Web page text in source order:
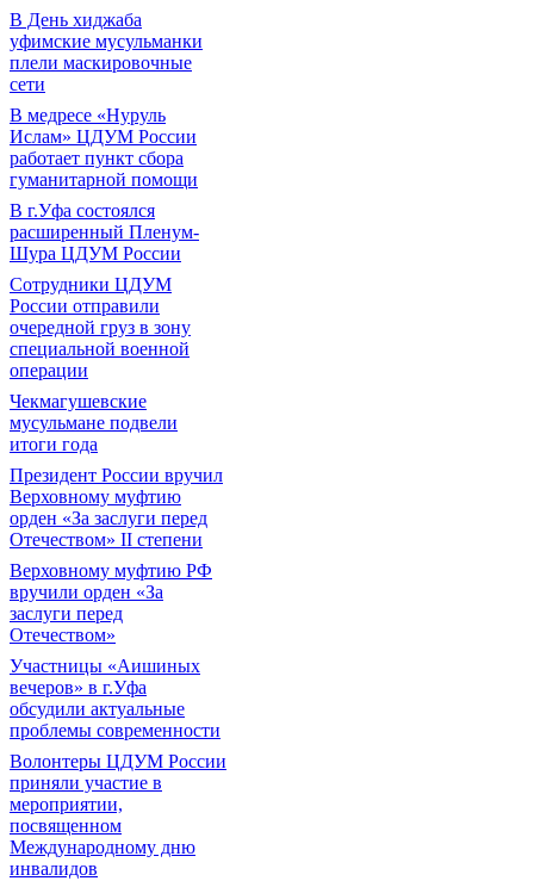
В День хиджаба
уфимские мусульманки
плели маскировочные
сети
В медресе «Нуруль
Ислам» ЦДУМ России
работает пункт сбора
гуманитарной помощи
В г.Уфа состоялся
расширенный Пленум-
Шура ЦДУМ России
Сотрудники ЦДУМ
России отправили
очередной груз в зону
специальной военной
операции
Чекмагушевские
мусульмане подвели
итоги года
Президент России вручил
Верховному муфтию
орден «За заслуги перед
Отечеством» II степени
Верховному муфтию РФ
вручили орден «За
заслуги перед
Отечеством»
Участницы «Аишиных
вечеров» в г.Уфа
обсудили актуальные
проблемы современности
Волонтеры ЦДУМ России
приняли участие в
мероприятии,
посвященном
Международному дню
инвалидов